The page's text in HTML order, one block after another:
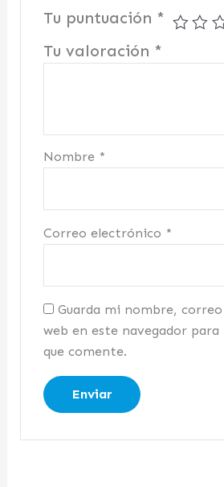
Tu puntuación *
Tu valoración *
Nombre *
Correo electrónico *
Guarda mi nombre,
web en este navegador
que comente.